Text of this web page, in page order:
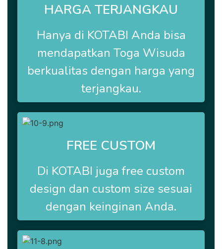
HARGA TERJANGKAU
Hanya di KOTABI Anda bisa
mendapatkan Toga Wisuda
berkualitas dengan harga yang
terjangkau.
FREE CUSTOM
Di KOTABI juga free custom
design dan custom size sesuai
dengan keinginan Anda.